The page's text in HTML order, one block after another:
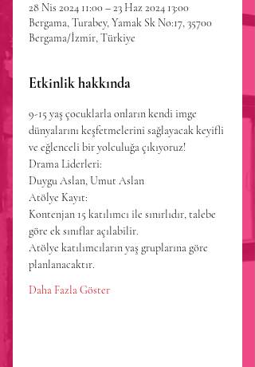
28 Nis 2024 11:00 – 23 Haz 2024 13:00
Bergama, Turabey, Yamak Sk No:17, 35700
Bergama/İzmir, Türkiye
Etkinlik hakkında
9-15 yaş çocuklarla onların kendi imge
dünyalarını keşfetmelerini sağlayacak keyifli
ve eğlenceli bir yolculuğa çıkıyoruz!
Drama Liderleri:
Duygu Aslan, Umut Aslan
Atölye Kayıt:
Kontenjan 15 katılımcı ile sınırlıdır, talebe
göre ek sınıflar açılabilir.
Atölye katılımcıların yaş gruplarına göre
planlanacaktır.
Daha Fazla Göster